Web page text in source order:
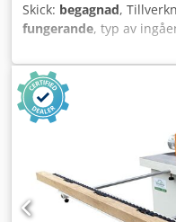
Skick: begagnad,
fungerande, typ av
200 mm,
Tillverkningsår: 1998 -
SPECIFIKATIONER: -
Slipytans mått: 800 x
Arbetsbordets mått:
arbetsbord: 150 x 130
- Arbets höjd: 870 mm -
- Styrvalsens diameter –
Motoreffekt (2 varvtal): 3